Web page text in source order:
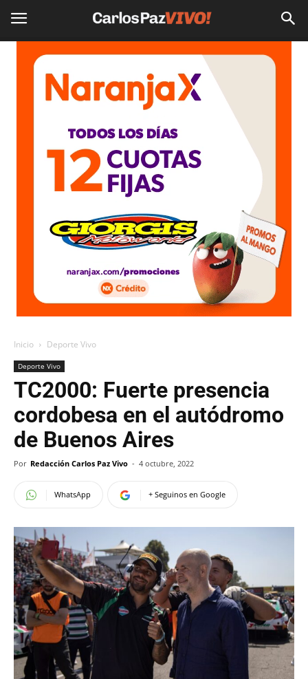
Inicio Deporte Vivo
Deporte Vivo
TC2000: Fuerte presencia
cordobesa en el autódromo
de Buenos Aires
Por Redacción Carlos Paz Vivo - 4 octubre, 2022
WhatsApp + Seguinos en Google